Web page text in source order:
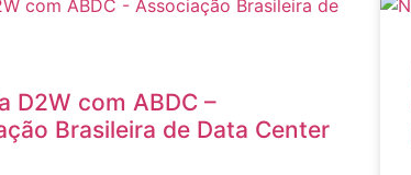
D2W com ABDC –
Brasileira de Data Center